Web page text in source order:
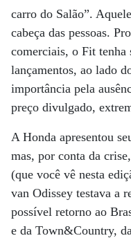
carro do Salão”.
cabeça das pessoas.
comerciais, o Fit tenha
lançamentos, ao lado
importância pela
preço divulgado,
A Honda apresentou
mas, por conta da
(que você vê nesta
van Odissey testava a
possível retorno ao
e da Town&Country,